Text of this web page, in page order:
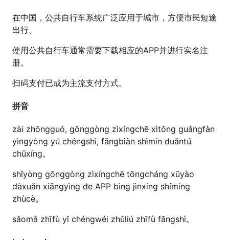
在中国，公共自行车系统广泛应用于城市，方便市民短途
出行。
使用公共自行车通常需要下载相应的APP并进行实名注
册。
扫码支付已成为主流支付方式。
拼音
zài zhōngguó, gōnggòng zìxíngchē xìtǒng guǎngfàn
yìngyòng yú chéngshì, fāngbiàn shìmín duǎntú
chūxíng。
shǐyòng gōnggòng zìxíngchē tōngcháng xūyào
dàxuǎn xiāngyìng de APP bìng jìnxíng shímíng
zhùcè。
sǎomǎ zhīfù yǐ chéngwéi zhǔliú zhīfù fāngshì。